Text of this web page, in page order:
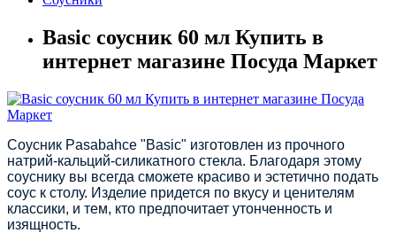
Basic соусник 60 мл Купить в
интернет магазине Посуда Маркет
Соусник Pasabahce "Basic" изготовлен из прочного
натрий-кальций-силикатного стекла. Благодаря этому
соуснику вы всегда сможете красиво и эстетично подать
соус к столу. Изделие придется по вкусу и ценителям
классики, и тем, кто предпочитает утонченность и
изящность.